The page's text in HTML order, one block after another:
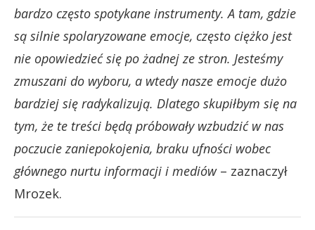
bardzo często spotykane instrumenty. A tam, gdzie
są silnie spolaryzowane emocje, często ciężko jest
nie opowiedzieć się po żadnej ze stron. Jesteśmy
zmuszani do wyboru, a wtedy nasze emocje dużo
bardziej się radykalizują. Dlatego skupiłbym się na
tym, że te treści będą próbowały wzbudzić w nas
poczucie zaniepokojenia, braku ufności wobec
głównego nurtu informacji i mediów– zaznaczył
Mrozek.